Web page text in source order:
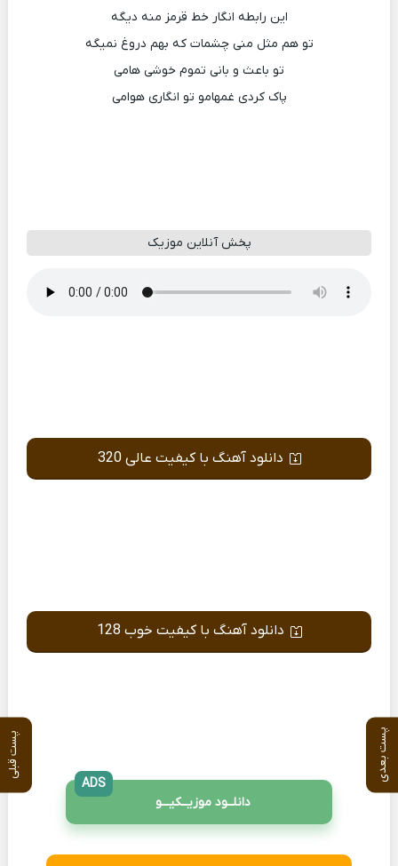
پست بعدی پست قبلی
این رابطه انگار خط قرمز منه دیگه
تو هم مثل منی چشمات که بهم دروغ نمیگه
تو باعث و بانی تموم خوشی هامی
پاک کردی غمهامو تو انگاری هوامی
پخش آنلاین موزیک
دانلود آهنگ با کیفیت عالی 320
دانلود آهنگ با کیفیت خوب 128
دانلــود موزیــکیـــو
ADS